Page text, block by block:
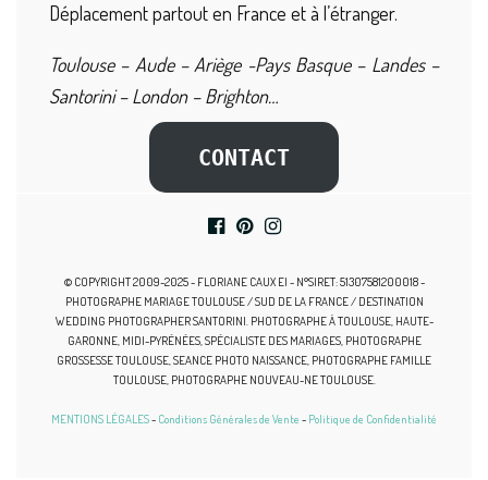
Déplacement partout en France et à l’étranger.
Toulouse – Aude – Ariège -Pays Basque – Landes –
Santorini – London – Brighton…
CONTACT
© COPYRIGHT 2009-2025 - FLORIANE CAUX EI - N°SIRET: 51307581200018 -
PHOTOGRAPHE MARIAGE TOULOUSE / SUD DE LA FRANCE / DESTINATION
WEDDING PHOTOGRAPHER SANTORINI. PHOTOGRAPHE À TOULOUSE, HAUTE-
GARONNE, MIDI-PYRÉNÉES, SPÉCIALISTE DES MARIAGES, PHOTOGRAPHE
GROSSESSE TOULOUSE, SEANCE PHOTO NAISSANCE, PHOTOGRAPHE FAMILLE
TOULOUSE, PHOTOGRAPHE NOUVEAU-NE TOULOUSE.
MENTIONS LÉGALES- Conditions Générales de Vente - Politique de Confidentialité